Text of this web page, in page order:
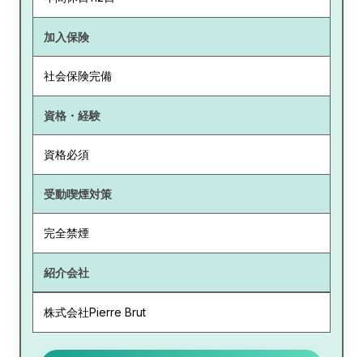
加入保険
社会保険完備
資格・経験
資格必須
受動喫煙対策
完全禁煙
紹介会社
株式会社Pierre Brut